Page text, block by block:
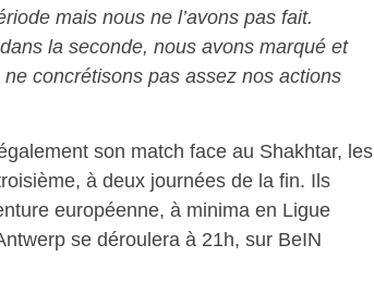
mais nous ne l’avons pas fait.
la seconde, nous avons marqué et
concrétisons pas assez nos actions
son match face au Shakhtar, les
à deux journées de la fin. Ils
européenne, à minima en Ligue
se déroulera à 21h, sur BeIN